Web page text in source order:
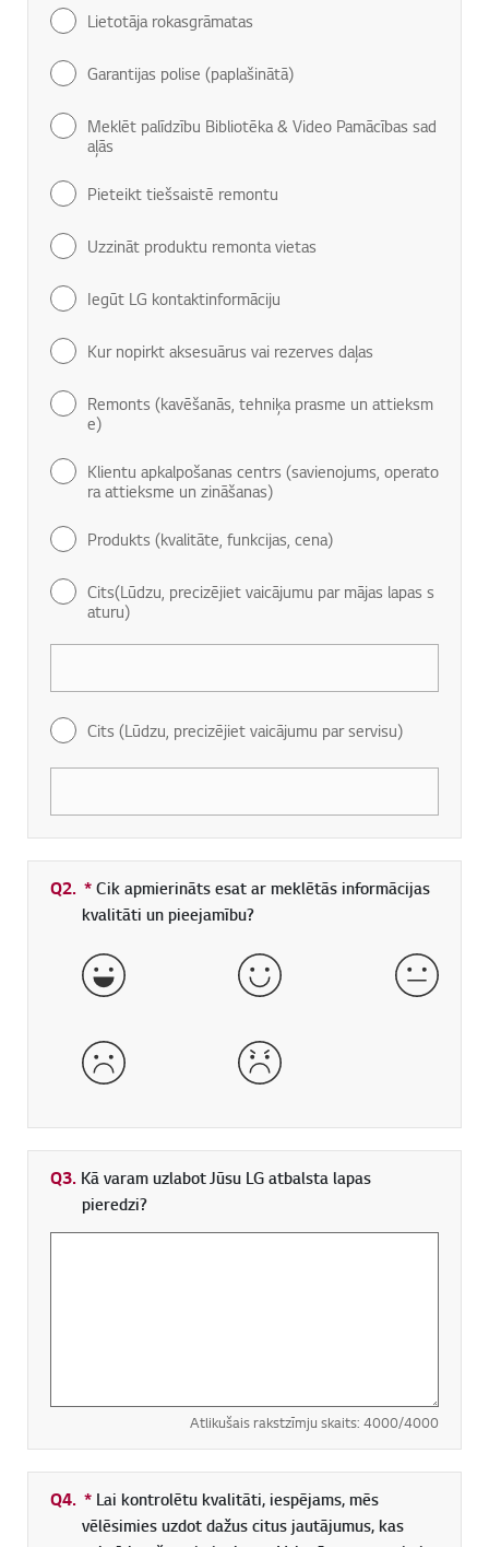
Lietotāja rokasgrāmatas
Garantijas polise (paplašinātā)
Meklēt palīdzību Bibliotēka & Video Pamācības sad
aļās
Pieteikt tiešsaistē remontu
Uzzināt produktu remonta vietas
Iegūt LG kontaktinformāciju
Kur nopirkt aksesuārus vai rezerves daļas
Remonts (kavēšanās, tehniķa prasme un attieksm
e)
Klientu apkalpošanas centrs (savienojums, operato
ra attieksme un zināšanas)
Produkts (kvalitāte, funkcijas, cena)
Cits(Lūdzu, precizējiet vaicājumu par mājas lapas s
aturu)
Cits (Lūdzu, precizējiet vaicājumu par servisu)
Q2. *Obligāti aizpildāms lauks
Cik apmierināts esat ar meklētās informācijas
kvalitāti un pieejamību?
ļoti labi labs normāls
slikts ļoti slikts
Q3. Kā varam uzlabot Jūsu LG atbalsta lapas
pieredzi?
Atlikušais rakstzīmju skaits: 4000/4000
Q4. * Obligāti aizpildāms lauks
Lai kontrolētu kvalitāti, iespējams, mēs
vēlēsimies uzdot dažus citus jautājumus, kas